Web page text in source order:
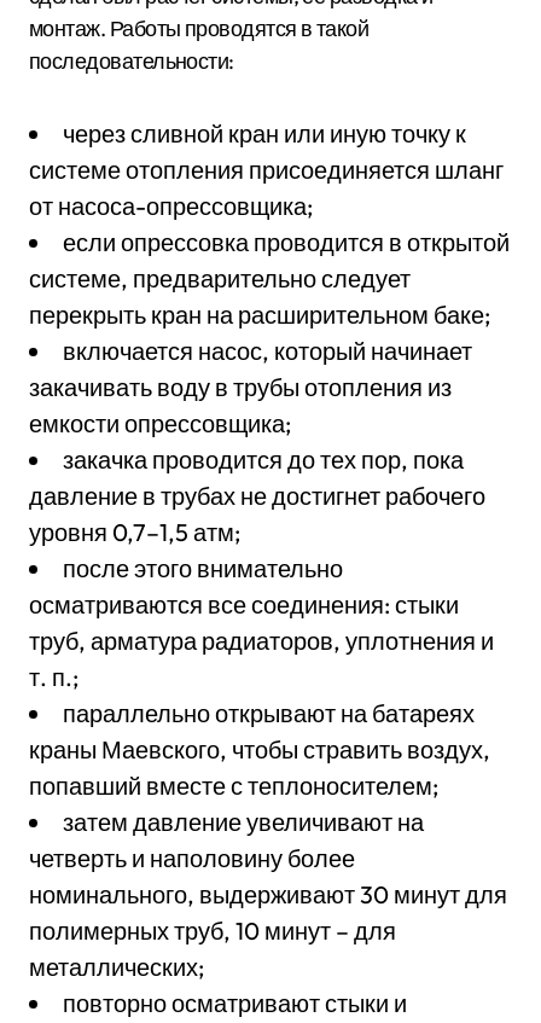
монтаж. Работы проводятся в такой
последовательности:
через сливной кран или иную точку к
системе отопления присоединяется шланг
от насоса-опрессовщика;
если опрессовка проводится в открытой
системе, предварительно следует
перекрыть кран на расширительном баке;
включается насос, который начинает
закачивать воду в трубы отопления из
емкости опрессовщика;
закачка проводится до тех пор, пока
давление в трубах не достигнет рабочего
уровня 0,7–1,5 атм;
после этого внимательно
осматриваются все соединения: стыки
труб, арматура радиаторов, уплотнения и
т. п.;
параллельно открывают на батареях
краны Маевского, чтобы стравить воздух,
попавший вместе с теплоносителем;
затем давление увеличивают на
четверть и наполовину более
номинального, выдерживают 30 минут для
полимерных труб, 10 минут – для
металлических;
повторно осматривают стыки и